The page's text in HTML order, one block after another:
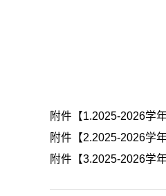
附件【1.2025-2026学
附件【2.2025-2026学
附件【3.2025-2026学